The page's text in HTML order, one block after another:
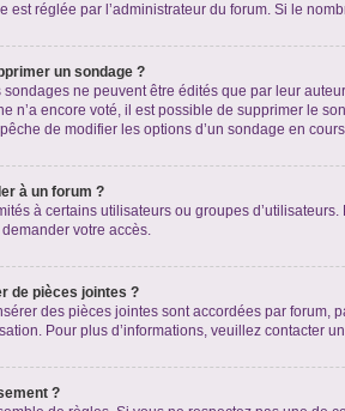
est réglée par l’administrateur du forum. Si le
un sondage ?
ne peuvent être édités que par leur
n’a encore voté, il est possible de supprimer le
de modifier les options d’un sondage en
à un forum ?
à certains utilisateurs ou groupes
votre accès.
de pièces jointes ?
des pièces jointes sont accordées par
Pour plus d’informations, veuillez contacter
?